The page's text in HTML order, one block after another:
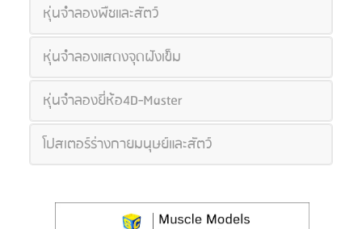
หุ่นจำลองพืชและสัตว์
หุ่นจำลองแสดงจุดฝังเข็ม
หุ่นจำลองยี่ห้อ4D-Master
โปสเตอร์ร่างกายมนุษย์และสัตว์